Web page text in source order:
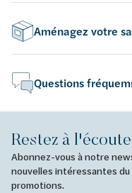
Aménagez votre
Questions
Restez à l'écoute
Abonnez-vous à notre
nouvelles intéressantes
promotions.